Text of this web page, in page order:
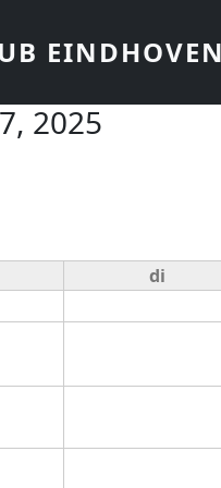
EINDHOVEN
2025
di